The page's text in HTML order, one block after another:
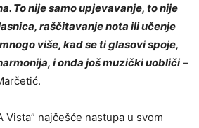
To nije samo upjevavanje, to nije
raščitavanje nota ili učenje
više, kad se ti glasovi spoje,
i onda još muzički uobliči–
Vista” najčešće nastupa u svom